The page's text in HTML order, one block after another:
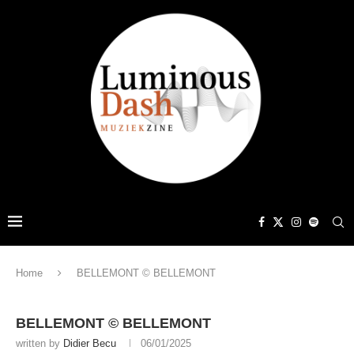
Home BELLEMONT © BELLEMONT
BELLEMONT © BELLEMONT
written by Didier Becu 06/01/2025